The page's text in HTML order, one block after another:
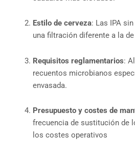
Estilo de cerveza: Las IPA
una filtración diferente a la
Requisitos reglamentarios:
recuentos microbianos
envasada.
Presupuesto y costes de
frecuencia de sustitución de
los costes operativos